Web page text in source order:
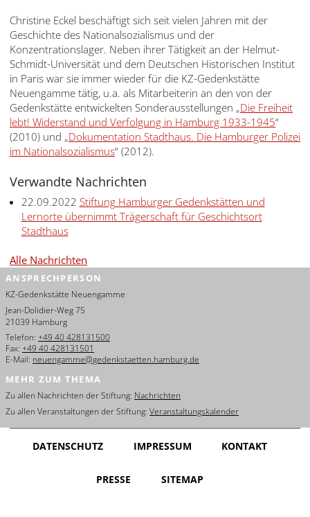
Christine Eckel beschäftigt sich seit vielen Jahren mit der
Geschichte des Nationalsozialismus und der
Konzentrationslager. Neben ihrer Tätigkeit an der Helmut-
Schmidt-Universität und dem Deutschen Historischen Institut
in Paris war sie immer wieder für die KZ-Gedenkstätte
Neuengamme tätig, u.a. als Mitarbeiterin an den von der
Gedenkstätte entwickelten Sonderausstellungen „Die Freiheit
lebt! Widerstand und Verfolgung in Hamburg 1933-1945“
(2010) und „Dokumentation Stadthaus. Die Hamburger Polizei
im Nationalsozialismus“ (2012).
Verwandte Nachrichten
22.09.2022 Stiftung Hamburger Gedenkstätten und
Lernorte übernimmt Trägerschaft für Geschichtsort
Stadthaus
Alle Nachrichten
ANSPRECHPERSON
KZ-Gedenkstätte Neuengamme
Jean-Dolidier-Weg 75
21039 Hamburg
Telefon: +49 40 428131500
Fax: +49 40 428131501
E-Mail: neuengamme@gedenkstaetten.hamburg.de
MEHR ZUM THEMA
Zu allen Nachrichten der Stiftung: Nachrichten
Zu allen Veranstaltungen der Stiftung: Veranstaltungskalender
DATENSCHUTZ IMPRESSUM KONTAKT
PRESSE SITEMAP